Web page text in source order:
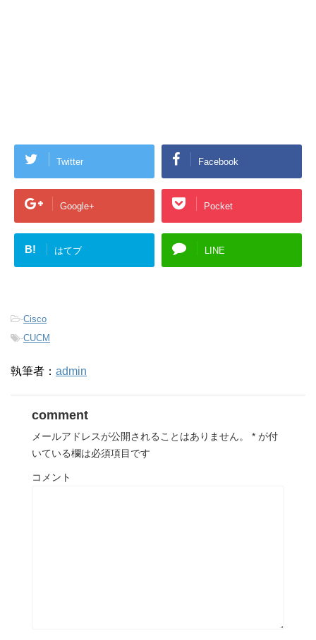
Twitter Facebook
Google+ Pocket
B! はてブ LINE
-Cisco
-CUCM
執筆者： admin
comment
メールアドレスが公開されることはありません。 * が付
いている欄は必須項目です
コメント